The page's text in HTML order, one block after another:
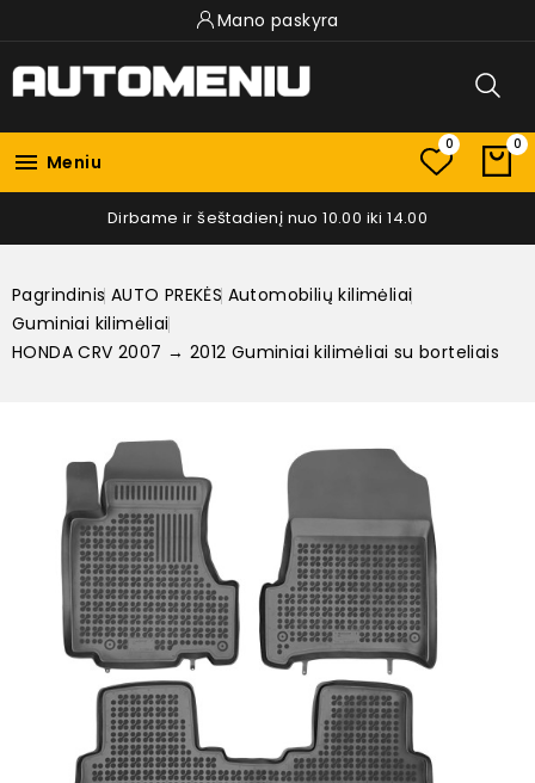
Mano paskyra
 Meniu
0 0
Dirbame ir šeštadienį nuo 10.00 iki 14.00
Pagrindinis AUTO PREKĖS Automobilių kilimėliai
Guminiai kilimėliai
HONDA CRV 2007 → 2012 Guminiai kilimėliai su borteliais